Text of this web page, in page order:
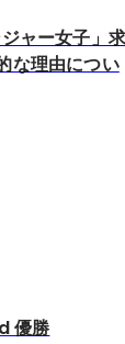
ャー女子」
な理由につい
優勝